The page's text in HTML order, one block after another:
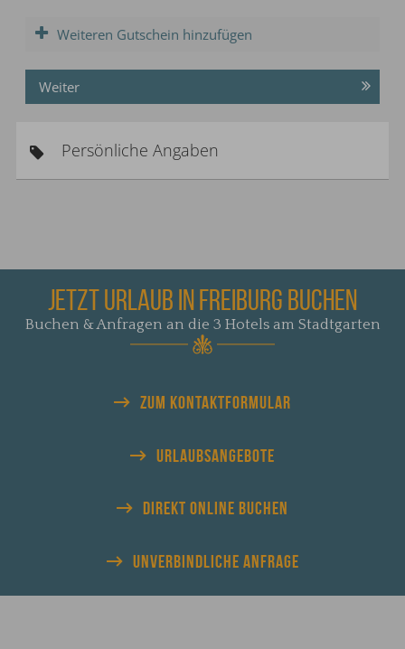
Weiteren Gutschein hinzufügen
Weiter
Persönliche Angaben
JETZT URLAUB IN FREIBURG BUCHEN
Buchen & Anfragen an die 3 Hotels am Stadtgarten
ZUM KONTAKTFORMULAR
URLAUBSANGEBOTE
DIREKT ONLINE BUCHEN
UNVERBINDLICHE ANFRAGE